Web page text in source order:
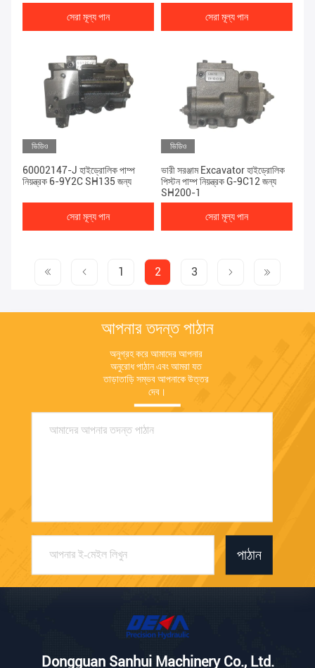
সেরা মূল্য পান সেরা মূল্য পান
ভিডিও
60002147-J হাইড্রোলিক পাম্প
নিয়ন্ত্রক 6-9Y2C SH135 জন্য
সেরা মূল্য পান
ভিডিও
ভারী সরঞ্জাম Excavator হাইড্রোলিক
পিস্টন পাম্প নিয়ন্ত্রক G-9C12 জন্য
SH200-1
সেরা মূল্য পান
1 2 3
আপনার তদন্ত পাঠান
অনুগ্রহ করে আমাদের আপনার
অনুরোধ পাঠান এবং আমরা যত
তাড়াতাড়ি সম্ভব আপনাকে উত্তর
দেব।
পাঠান
Dongguan Sanhui Machinery Co., Ltd.